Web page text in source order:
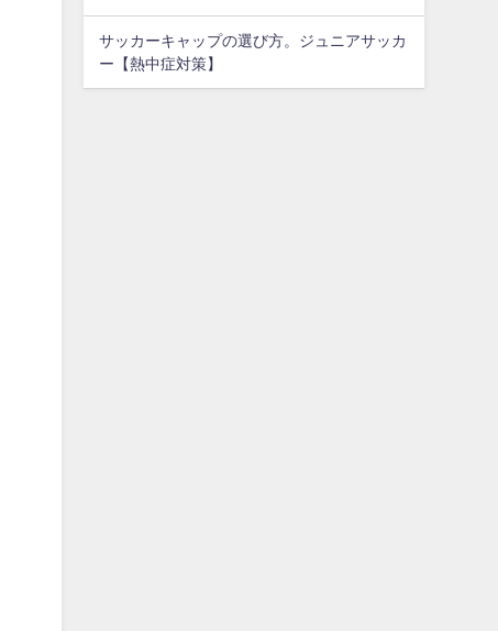
サッカーキャップの選び方。ジュニアサッカ
ー【熱中症対策】